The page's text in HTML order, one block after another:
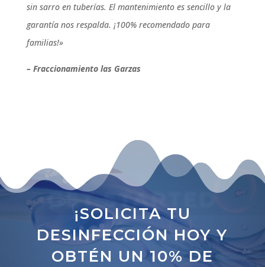
sin sarro en tuberías. El mantenimiento es sencillo y la
garantía nos respalda. ¡100% recomendado para
familias!»
– Fraccionamiento las Garzas
GET STARTED
¡SOLICITA TU
DESINFECCIÓN HOY Y
OBTÉN UN 10% DE